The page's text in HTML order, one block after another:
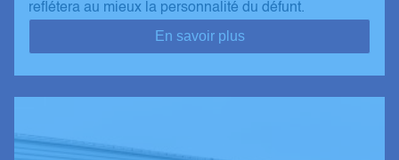
reflétera au mieux la personnalité du défunt.
En savoir plus